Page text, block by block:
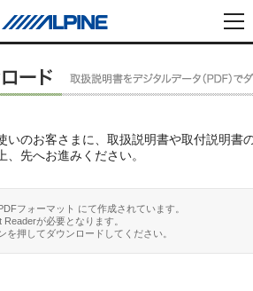
いのお客さまに、取扱説明書や取付説明書
先へお進みください。
フォーマット にて作成されています。
が必要となります。
を押してダウンロードしてください。